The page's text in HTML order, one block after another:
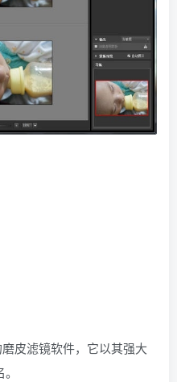
皮滤镜软件，它以其强大